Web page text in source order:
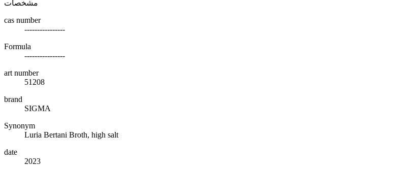
مشخصات
cas number
----------------
Formula
----------------
art number
51208
brand
SIGMA
Synonym
Luria Bertani Broth, high salt
date
2023